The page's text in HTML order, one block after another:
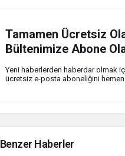
Tamamen Ücretsiz
Bültenimize Abone
Yeni haberlerden haberdar olmak
ücretsiz e-posta aboneliğini
Benzer Haberler